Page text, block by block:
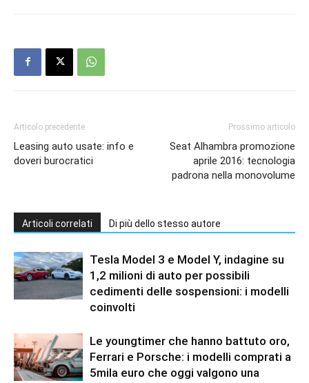
Articolo precedente
Leasing auto usate: info e
doveri burocratici
Prossimo articolo
Seat Alhambra promozione
aprile 2016: tecnologia
padrona nella monovolume
Articoli correlati Di più dello stesso autore
Tesla Model 3 e Model Y, indagine su
1,2 milioni di auto per possibili
cedimenti delle sospensioni: i modelli
coinvolti
Le youngtimer che hanno battuto oro,
Ferrari e Porsche: i modelli comprati a
5mila euro che oggi valgono una